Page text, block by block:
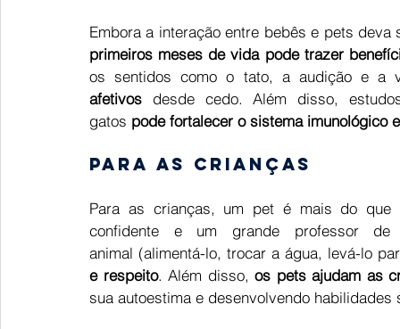
Embora a interação entre bebês e pets
primeiros meses de vida pode trazer
os sentidos como o tato, a audição e
afetivos desde cedo. Além disso,
gatos pode fortalecer o sistema imunológico
Para as crianças
Para as crianças, um pet é mais do que
confidente e um grande professor
animal (alimentá-lo, trocar a água, levá-lo
e respeito. Além disso, os pets ajudam as
sua autoestima e desenvolvendo